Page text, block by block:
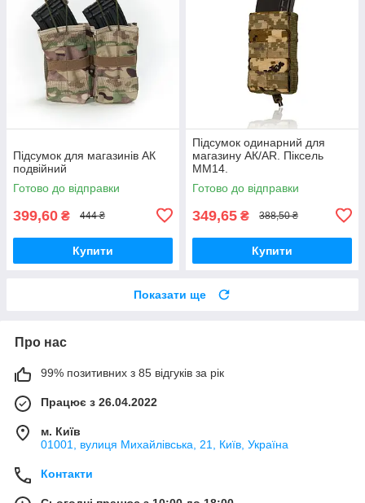
Підсумок для магазинів АК
подвійний
Готово до відправки
399,60 ₴ 444 ₴
Купити
Підсумок одинарний для
магазину АК/AR. Піксель
ММ14.
Готово до відправки
349,65 ₴ 388,50 ₴
Купити
Показати ще
Про нас
99% позитивних з 85 відгуків за рік
Працює з 26.04.2022
м. Київ
01001, вулиця Михайлівська, 21, Київ, Україна
Контакти